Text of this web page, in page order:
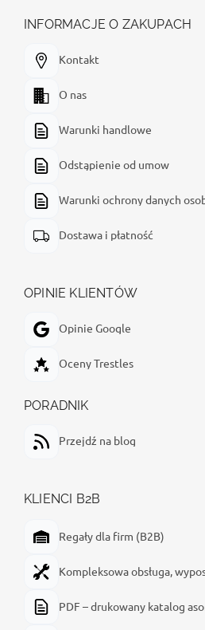
INFORMACJE O ZAKUPACH
Kontakt
O nas
Warunki handlowe
Odstąpienie od umow
Warunki ochrony danych
Dostawa i płatność
OPINIE KLIENTÓW
Opinie Google
Oceny Trestles
PORADNIK
Przejdź na blog
KLIENCI B2B
Regały dla firm (B2B)
Kompleksowa obsługa,
PDF – drukowany katalog